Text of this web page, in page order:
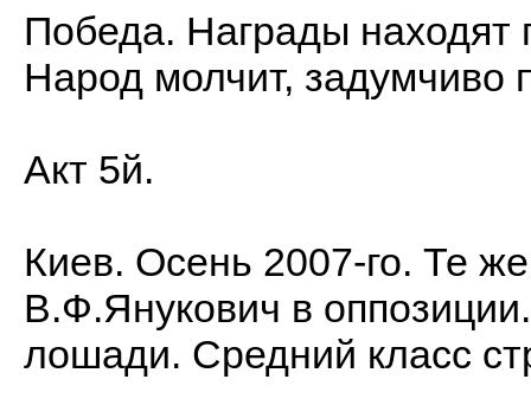
Победа. Награды находят
Народ молчит, задумчиво
Акт 5й.
Киев. Осень 2007-го. Те
В.Ф.Янукович в
лошади. Средний класс